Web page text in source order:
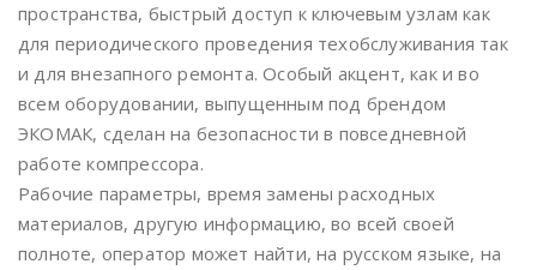
пространства, быстрый доступ к ключевым узлам как
для периодического проведения техобслуживания так
и для внезапного ремонта. Особый акцент, как и во
всем оборудовании, выпущенным под брендом
ЭКОМАК, сделан на безопасности в повседневной
работе компрессора.
Рабочие параметры, время замены расходных
материалов, другую информацию, во всей своей
полноте, оператор может найти, на русском языке, на